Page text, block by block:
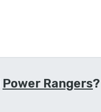
Power Rangers?